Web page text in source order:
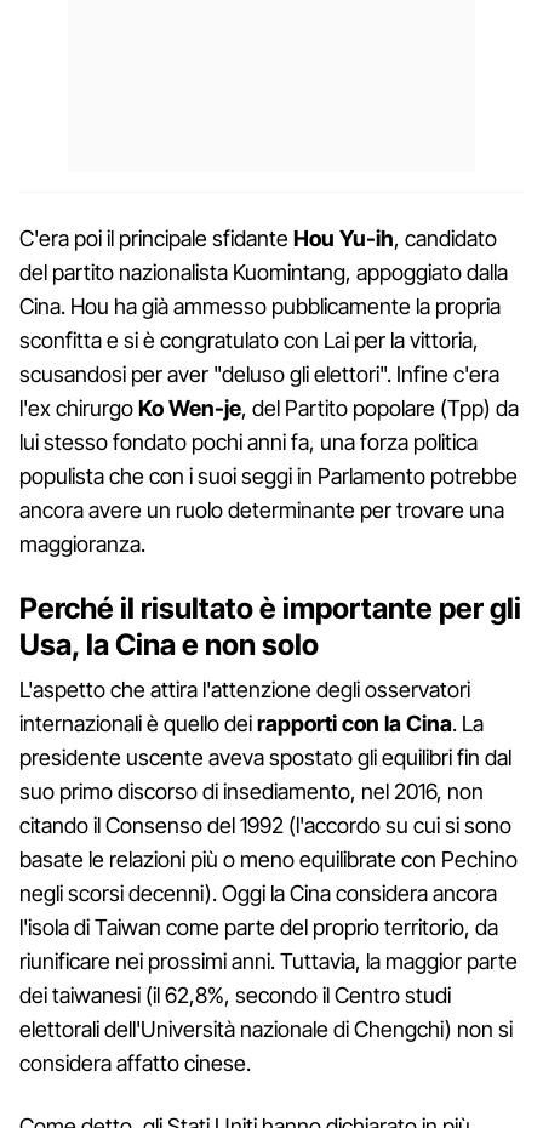
C'era poi il principale sfidanteHou Yu-ih, candidato
del partito nazionalista Kuomintang, appoggiato dalla
Cina. Hou ha già ammesso pubblicamente la propria
sconfitta e si è congratulato con Lai per la vittoria,
scusandosi per aver "deluso gli elettori". Infine c'era
l'ex chirurgoKo Wen-je, del Partito popolare (Tpp) da
lui stesso fondato pochi anni fa, una forza politica
populista che con i suoi seggi in Parlamento potrebbe
ancora avere un ruolo determinante per trovare una
maggioranza.
Perché il risultato è importante per gli
Usa, la Cina e non solo
L'aspetto che attira l'attenzione degli osservatori
internazionali è quello deirapporti con la Cina. La
presidente uscente aveva spostato gli equilibri fin dal
suo primo discorso di insediamento, nel 2016, non
citando il Consenso del 1992 (l'accordo su cui si sono
basate le relazioni più o meno equilibrate con Pechino
negli scorsi decenni). Oggi la Cina considera ancora
l'isola di Taiwan come parte del proprio territorio, da
riunificare nei prossimi anni. Tuttavia, la maggior parte
dei taiwanesi (il 62,8%, secondo il Centro studi
elettorali dell'Università nazionale di Chengchi) non si
considera affatto cinese.